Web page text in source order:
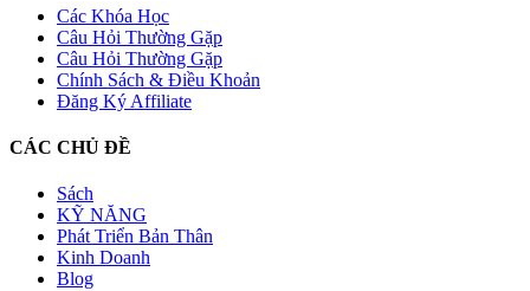
Các Khóa Học
Câu Hỏi Thường Gặp
Câu Hỏi Thường Gặp
Chính Sách & Điều Khoản
Đăng Ký Affiliate
CÁC CHỦ ĐỀ
Sách
KỸ NĂNG
Phát Triển Bản Thân
Kinh Doanh
Blog